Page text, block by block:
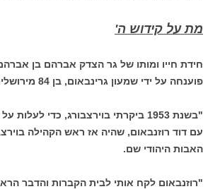
מת על קידוש ה'
חידת חייו ומותו של גר הצדק אברהם בן אברהם
פוענחה על ידי שמעון גרינבאום, בן 84 מירושלים, ואלה דבריו:
"בשנת 1953 ביקרתי בוירצבורג, כדי
עם דוד רוזנבאום, שהיה אז ראש הקהילה
האבות היהודי שם.
"רוזנבאום לקח אותי לבית הקברות והדבר